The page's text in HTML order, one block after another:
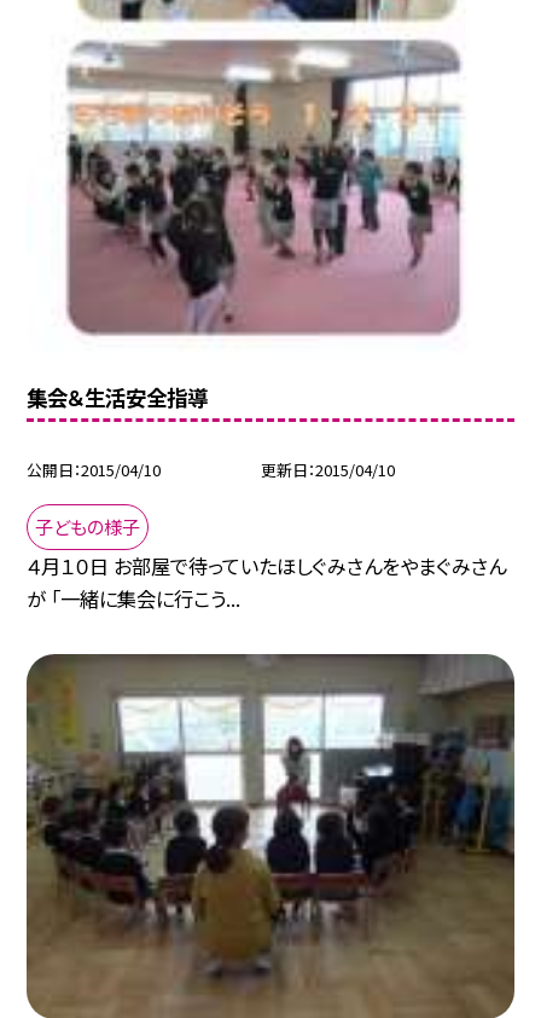
集会＆生活安全指導
公開日 2015/04/10 更新日 2015/04/10
子どもの様子
４月１０日 お部屋で待っていたほしぐみさんをやまぐみさん
が 「一緒に集会に行こう...